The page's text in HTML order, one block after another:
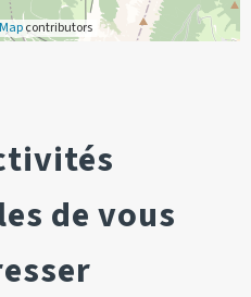
contributors
de vous